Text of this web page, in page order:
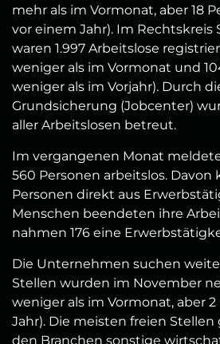
mehr als im Vormonat, aber 18
vor einem Jahr). Im Rechtskreis
waren 1.997 Arbeitslose
weniger als im Vormonat und
weniger als im Vorjahr). Durch
Grundsicherung (Jobcenter)
aller Arbeitslosen betreut.
Im vergangenen Monat
560 Personen arbeitslos. Davon
Personen direkt aus
Menschen beendeten ihre
nahmen 176 eine
Die Unternehmen suchen
Stellen wurden im November
weniger als im Vormonat, aber
Jahr). Die meisten freien
den Branchen sonstige